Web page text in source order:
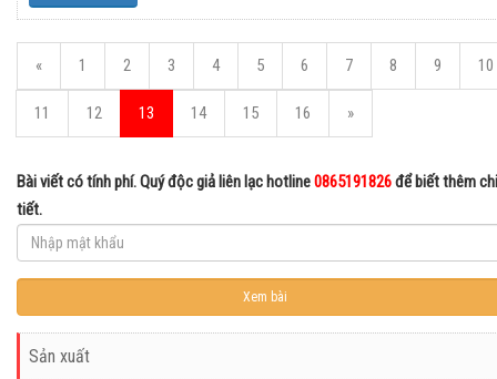
« 1 2 3 4 5 6 7 8 9 10
11 12 13 14 15 16 »
Bài viết có tính phí. Quý độc giả liên lạc hotline0865191826để biết thêm chi
tiết.
Sản xuất